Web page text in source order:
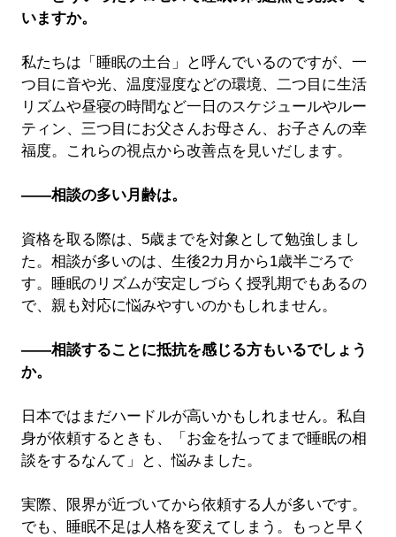
いますか。
私たちは「睡眠の土台」と呼んでいるのですが、一
つ目に音や光、温度湿度などの環境、二つ目に生活
リズムや昼寝の時間など一日のスケジュールやルー
ティン、三つ目にお父さんお母さん、お子さんの幸
福度。これらの視点から改善点を見いだします。
――相談の多い月齢は。
資格を取る際は、5歳までを対象として勉強しまし
た。相談が多いのは、生後2カ月から1歳半ごろで
す。睡眠のリズムが安定しづらく授乳期でもあるの
で、親も対応に悩みやすいのかもしれません。
――相談することに抵抗を感じる方もいるでしょう
か。
日本ではまだハードルが高いかもしれません。私自
身が依頼するときも、「お金を払ってまで睡眠の相
談をするなんて」と、悩みました。
実際、限界が近づいてから依頼する人が多いです。
でも、睡眠不足は人格を変えてしまう。もっと早く